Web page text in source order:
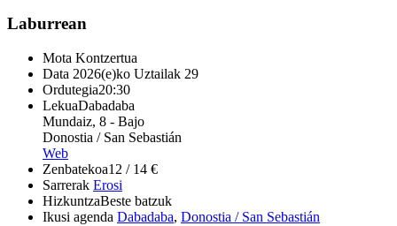
Laburrean
Mota Kontzertua
Data 2026(e)ko Uztailak 29
Ordutegia20:30
LekuaDabadaba
Mundaiz, 8 - Bajo
Donostia / San Sebastián
Web
Zenbatekoa12 / 14 €
Sarrerak Erosi
HizkuntzaBeste batzuk
Ikusi agenda Dabadaba, Donostia / San Sebastián